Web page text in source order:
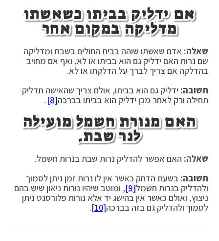
אם ידליק בביתו כשאשתו
מדליקה במקום אחר
שאלה: אדם שאשתו שוהה בבית החולים בשבת ומדליקה
שם נרות האם ידליק גם הוא בביתו או לא, ואף אם מחויב
בהדלקה אם צריך לברך על הדלקתו או לא.
תשובה: ידליק גם הוא בביתו, אולם צריך שהאישה תדליק
תחילה ורק לאחר מכן ידליק הוא בביתו בברכה[8]
.
האם מנורת חשמל מועילה
לנר שבת.
שאלה: האם אפשר להדליק נרות שבת בנרות חשמל.
תשובה: בשעת הדחק כאשר אין לו נרות זמן ניתן לסמוך
ולהדליק בנרות חשמל[9]
, ומוטב שיהיו נורות ניאון שיש בהם
ניצוץ, ואולם כאשר אין בהישג יד אלא נורות פלורסנט ניתן
לסמוך ולהדליק גם בזה בברכה[10]
.